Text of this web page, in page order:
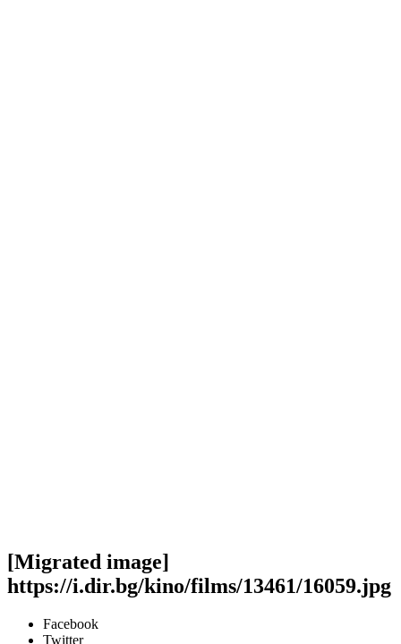
[Migrated image]
https://i.dir.bg/kino/films/13461/16059.jpg
Facebook
Twitter